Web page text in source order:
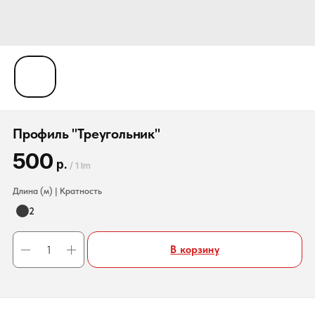
Профиль "Треугольник"
500 р. /1 lm
Длина (м) | Кратность
2
В корзину